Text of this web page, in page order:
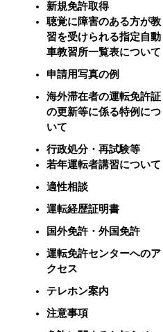
新規免許取得
聴覚に障害のある方が教
習を受けられる指定自動
車教習所一覧表について
申請用写真の例
海外滞在者の運転免許証
の更新等に係る特例につ
いて
行政処分・再試験等
若年運転者講習について
適性相談
運転経歴証明書
国外免許・外国免許
運転免許センターへのア
クセス
テレホン案内
注意事項